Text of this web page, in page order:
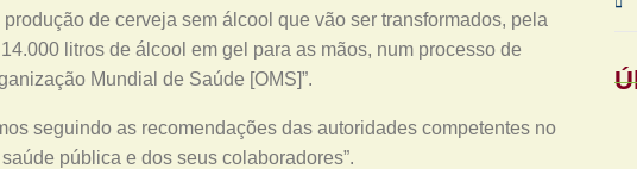
de cerveja sem álcool que vão ser transformados, pela
litros de álcool em gel para as mãos, num processo de
Mundial de Saúde [OMS]”.
seguindo as recomendações das autoridades competentes no
pública e dos seus colaboradores”.